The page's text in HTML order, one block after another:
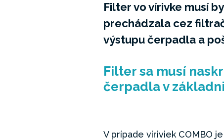
Filter vo vírivke musí
prechádzala cez
výstupu čerpadla a
Filter sa musí
čerpadla v
V prípade víriviek COMBO